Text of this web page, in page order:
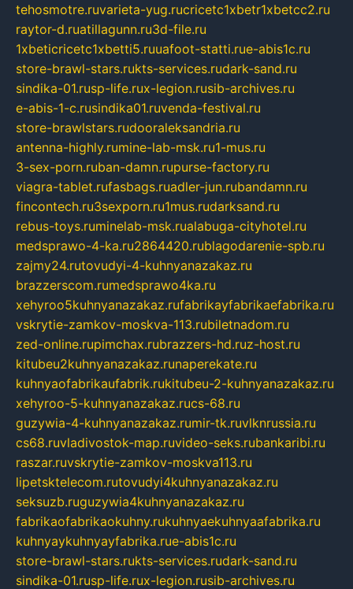
tehosmotre.ruvarieta-yug.rucricetc1xbetr1xbetcc2.ru
raytor-d.ruatillagunn.ru3d-file.ru
1xbeticricetc1xbetti5.ruuafoot-statti.rue-abis1c.ru
store-brawl-stars.rukts-services.rudark-sand.ru
sindika-01.rusp-life.rux-legion.rusib-archives.ru
e-abis-1-c.rusindika01.ruvenda-festival.ru
store-brawlstars.rudooraleksandria.ru
antenna-highly.rumine-lab-msk.ru1-mus.ru
3-sex-porn.ruban-damn.rupurse-factory.ru
viagra-tablet.rufasbags.ruadler-jun.rubandamn.ru
fincontech.ru3sexporn.ru1mus.rudarksand.ru
rebus-toys.ruminelab-msk.rualabuga-cityhotel.ru
medsprawo-4-ka.ru2864420.rublagodarenie-spb.ru
zajmy24.rutovudyi-4-kuhnyanazakaz.ru
brazzerscom.rumedsprawo4ka.ru
xehyroo5kuhnyanazakaz.rufabrikayfabrikaefabrika.ru
vskrytie-zamkov-moskva-113.rubiletnadom.ru
zed-online.rupimchax.rubrazzers-hd.ruz-host.ru
kitubeu2kuhnyanazakaz.runaperekate.ru
kuhnyaofabrikaufabrik.rukitubeu-2-kuhnyanazakaz.ru
xehyroo-5-kuhnyanazakaz.rucs-68.ru
guzywia-4-kuhnyanazakaz.rumir-tk.ruvlknrussia.ru
cs68.ruvladivostok-map.ruvideo-seks.rubankaribi.ru
raszar.ruvskrytie-zamkov-moskva113.ru
lipetsktelecom.rutovudyi4kuhnyanazakaz.ru
seksuzb.ruguzywia4kuhnyanazakaz.ru
fabrikaofabrikaokuhny.rukuhnyaekuhnyaafabrika.ru
kuhnyaykuhnyayfabrika.rue-abis1c.ru
store-brawl-stars.rukts-services.rudark-sand.ru
sindika-01.rusp-life.rux-legion.rusib-archives.ru